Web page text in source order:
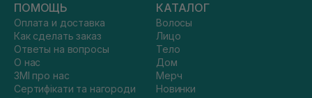
ПОМОЩЬ
Оплата и доставка
Как сделать заказ
Ответы на вопросы
О нас
ЗМІ про нас
Сертифікати та нагороди
КАТАЛОГ
Волосы
Лицо
Тело
Дом
Мерч
Новинки